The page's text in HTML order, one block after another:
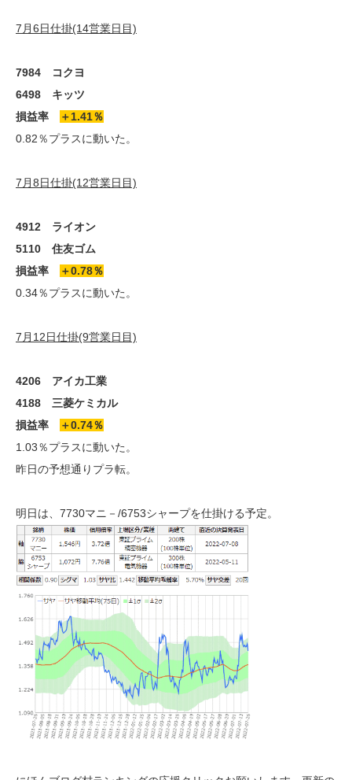
7月6日仕掛(14営業日目)
7984 コクヨ
6498 キッツ
損益率
＋1.41％
0.82％プラスに動いた。
7月8日仕掛(12営業日目)
4912 ライオン
5110 住友ゴム
損益率
＋0.78％
0.34％プラスに動いた。
7月12日仕掛(9営業日目)
4206 アイカ工業
4188 三菱ケミカル
損益率
＋0.74％
1.03％プラスに動いた。
昨日の予想通りプラ転。
明日は、7730マニ－/6753シャープを仕掛ける予定。